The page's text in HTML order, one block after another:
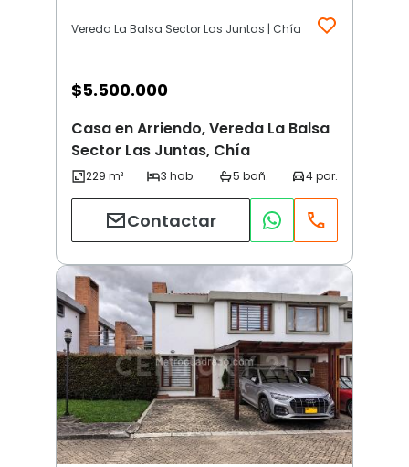
Vereda La Balsa Sector Las Juntas | Chía
$5.500.000
Casa en Arriendo, Vereda La Balsa
Sector Las Juntas, Chía
Contactar